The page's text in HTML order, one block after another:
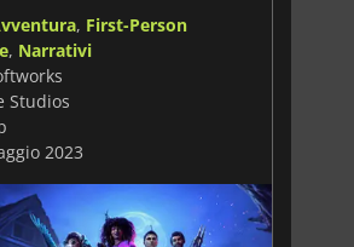
, First-Person
, Narrativi
Studios
2023